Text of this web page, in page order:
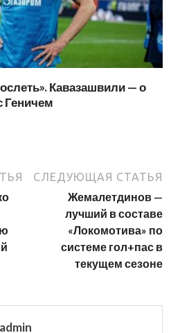
Кавазашвили — о
Геничем
СЛЕДУЮЩАЯ СТАТЬЯ
Жемалетдинов —
лучший в составе
«Локомотива» по
системе гол+пас в
текущем сезоне